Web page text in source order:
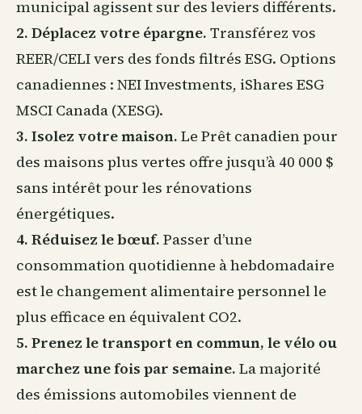
municipal agissent sur des leviers différents.
2. Déplacez votre épargne. Transférez vos
REER/CELIvers des fonds filtrés ESG. Options
canadiennes : NEI Investments, iShares ESG
MSCI Canada (XESG).
3. Isolez votre maison. Le Prêt canadien pour
des maisons plus vertes offre jusqu’à 40 000 $
sans intérêt pour les rénovations
énergétiques.
4. Réduisez le bœuf. Passer d’une
consommation quotidienne à hebdomadaire
est le changement alimentaire personnel le
plus efficace en équivalent CO2.
5. Prenez le transport en commun, le vélo ou
marchez une fois par semaine. La majorité
des émissions automobiles viennent de